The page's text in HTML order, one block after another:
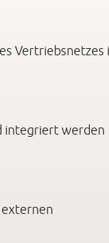
Vertriebsnetzes
integriert werden
externen